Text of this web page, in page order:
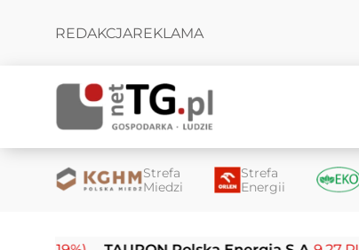
REDAKCJAREKLAMA
Strefa
Miedzi
Strefa
Energii